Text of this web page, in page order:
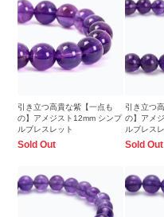
引き立つ高貴な紫【一点も
の】アメジスト12mm シンプ
ルブレスレット
Sold Out
引き立つ
の】アメ
ルブレス
Sold Out